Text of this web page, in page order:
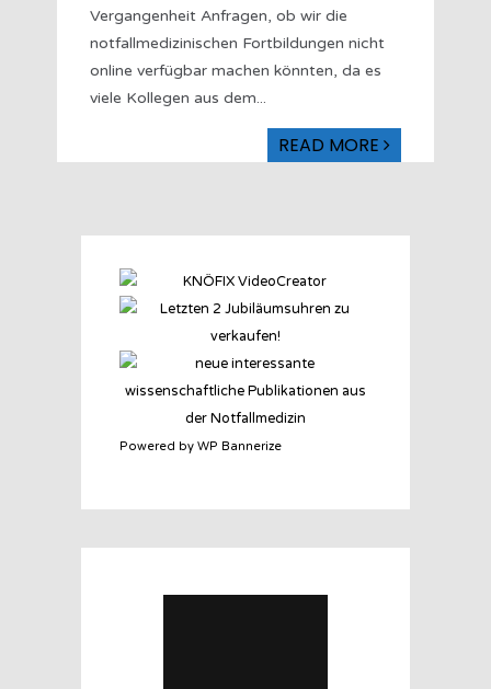
Vergangenheit Anfragen, ob wir die
notfallmedizinischen Fortbildungen nicht
online verfügbar machen könnten, da es
viele Kollegen aus dem...
READ MORE
Powered by WP Bannerize